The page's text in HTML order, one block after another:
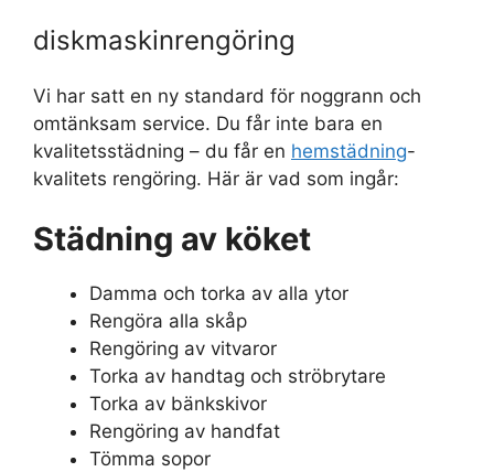
diskmaskinrengöring
Vi har satt en ny standard för noggrann och
omtänksam service. Du får inte bara en
kvalitetsstädning – du får en hemstädning-
kvalitets rengöring. Här är vad som ingår:
Städning av köket
Damma och torka av alla ytor
Rengöra alla skåp
Rengöring av vitvaror
Torka av handtag och ströbrytare
Torka av bänkskivor
Rengöring av handfat
Tömma sopor